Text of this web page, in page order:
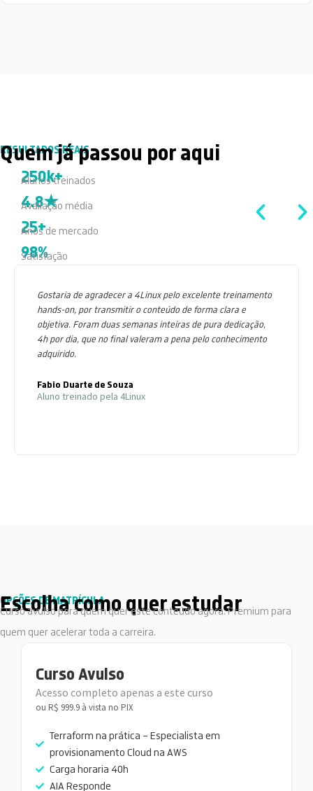
RESULTADOS REAIS
Quem já passou por aqui
250k+
Alunos treinados
4.8★
Avaliação média
25+
Anos de mercado
98%
Satisfação
Gostaria de agradecer a 4Linux pelo excelente treinamento
hands-on, por transmitir o conteúdo de forma clara e
objetiva. Foram duas semanas inteiras de pura dedicação,
4h por dia, que no final valeram a pena pelo conhecimento
adquirido.
Fabio Duarte de Souza
Aluno treinado pela 4Linux
OPÇÕES DE MATRÍCULA
Escolha como quer estudar
Curso avulso para quem quer este conteúdo agora. Premium para
quem quer acelerar toda a carreira.
Curso Avulso
Acesso completo apenas a este curso
ou R$ 999.9 à vista no PIX
Terraform na prática – Especialista em
provisionamento Cloud na AWS
Carga horaria 40h
AIA Responde